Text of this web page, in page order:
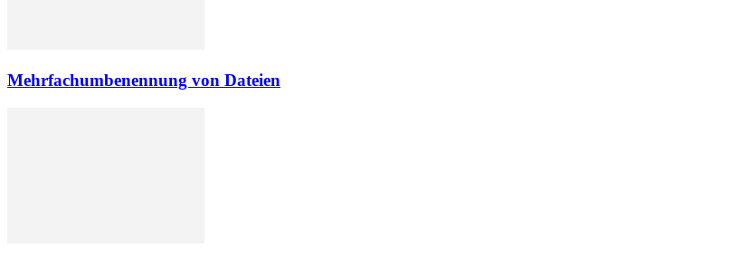
Mehrfachumbenennung von Dateien